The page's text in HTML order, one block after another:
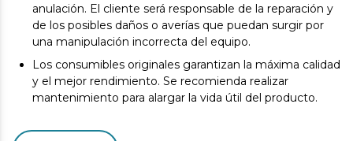
anulación. El cliente será responsable de la reparación y
de los posibles daños o averías que puedan surgir por
una manipulación incorrecta del equipo.
Los consumibles originales garantizan la máxima calidad
y el mejor rendimiento. Se recomienda realizar
mantenimiento para alargar la vida útil del producto.